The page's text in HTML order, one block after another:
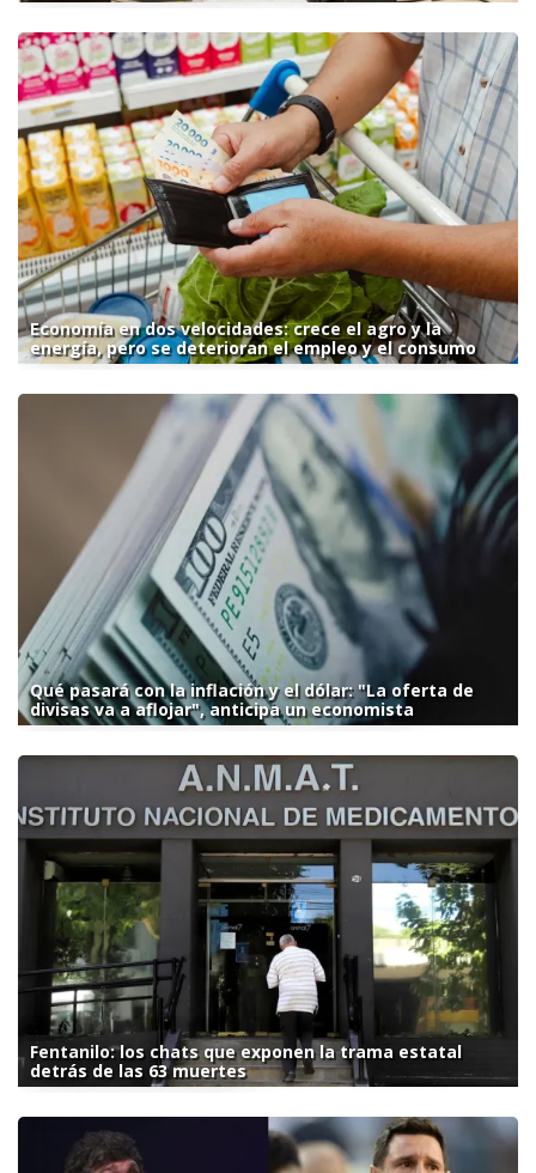
Economía en dos velocidades: crece el agro y la
energía, pero se deterioran el empleo y el consumo
Qué pasará con la inflación y el dólar: "La oferta de
divisas va a aflojar", anticipa un economista
Fentanilo: los chats que exponen la trama estatal
detrás de las 63 muertes